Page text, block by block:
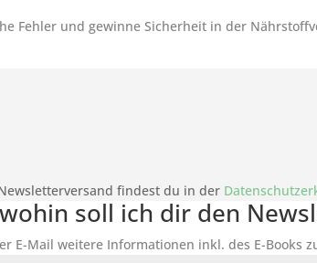
Fehler und gewinne Sicherheit in der
findest du in der
soll ich dir den
E-Mail weitere Informationen inkl. des E-Books